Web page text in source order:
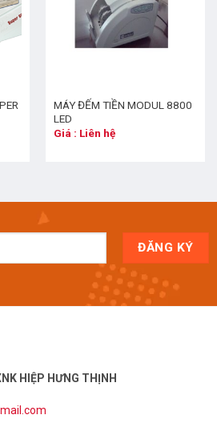
MÁY ĐẾM TIỀN MODUL 8800
LED
Giá : Liên hệ
HIỆP HƯNG THỊNH